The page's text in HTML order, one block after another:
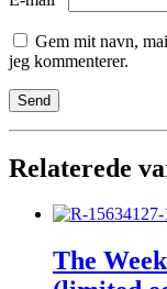
Gem mit navn,
jeg kommenterer.
Relaterede
The